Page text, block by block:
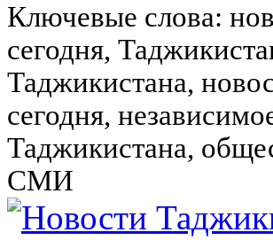
Ключевые слова:
сегодня,
Таджикистана,
сегодня,
Таджикистана,
СМИ